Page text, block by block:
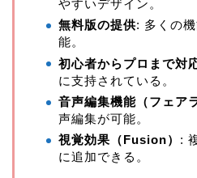
やすいデザイン。
無料版の提供: 多くの
能。
初心者からプロまで対
に支持されている。
音声編集機能（フェア
声編集が可能。
視覚効果（Fusion） :
に追加できる。